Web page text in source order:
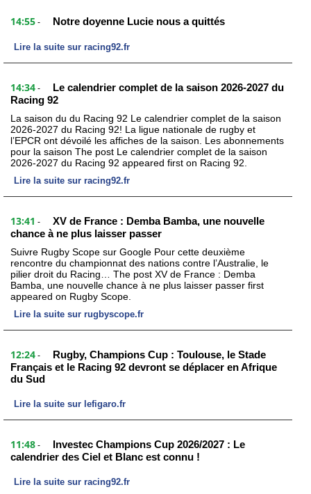
14:55 - Notre doyenne Lucie nous a quittés
Lire la suite sur racing92.fr
14:34 -
Le calendrier complet de la saison 2026-2027 du
Racing 92
La saison du du Racing 92 Le calendrier complet de la saison
2026-2027 du Racing 92! La ligue nationale de rugby et
l’EPCR ont dévoilé les affiches de la saison. Les abonnements
pour la saison The post Le calendrier complet de la saison
2026-2027 du Racing 92 appeared first on Racing 92.
Lire la suite sur racing92.fr
13:41 -
XV de France : Demba Bamba, une nouvelle
chance à ne plus laisser passer
Suivre Rugby Scope sur Google Pour cette deuxième
rencontre du championnat des nations contre l’Australie, le
pilier droit du Racing… The post XV de France : Demba
Bamba, une nouvelle chance à ne plus laisser passer first
appeared on Rugby Scope.
Lire la suite sur rugbyscope.fr
12:24 -
Rugby, Champions Cup : Toulouse, le Stade
Français et le Racing 92 devront se déplacer en Afrique
du Sud
Lire la suite sur lefigaro.fr
11:48 -
Investec Champions Cup 2026/2027 : Le
calendrier des Ciel et Blanc est connu !
Lire la suite sur racing92.fr